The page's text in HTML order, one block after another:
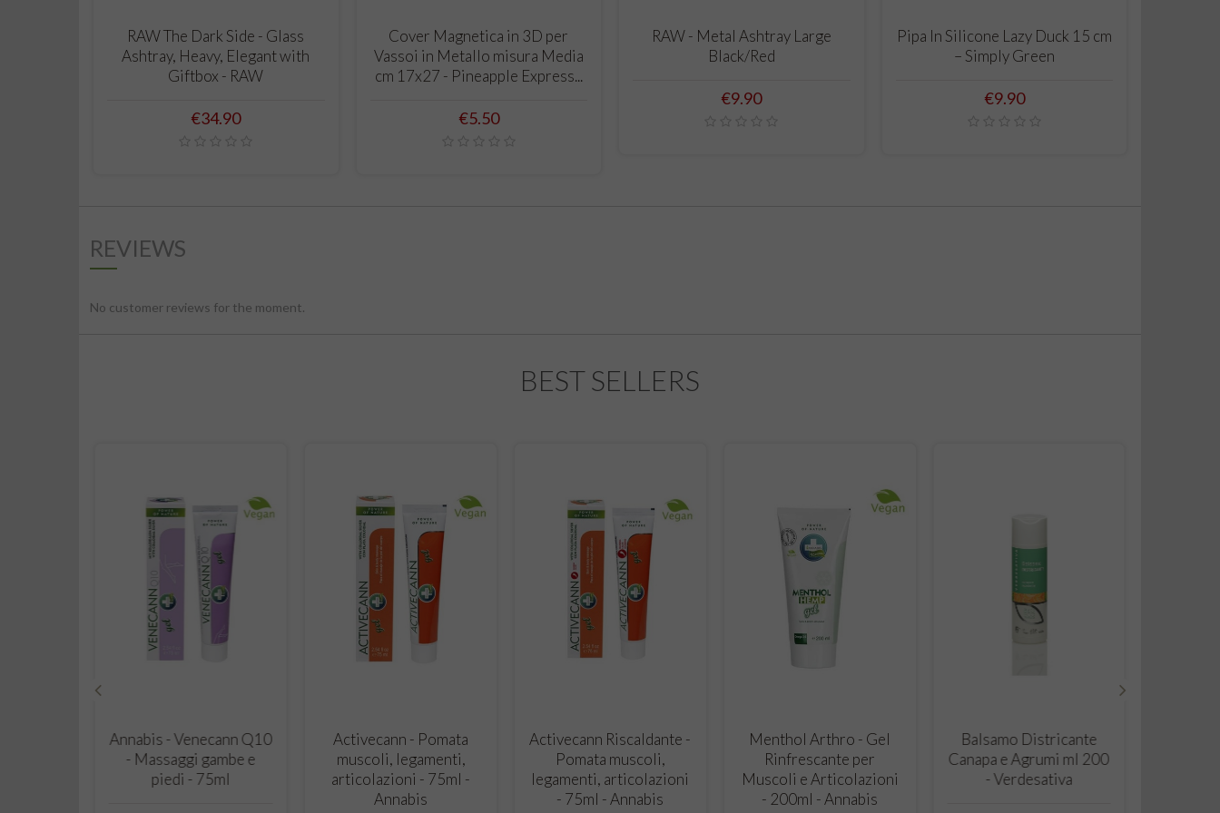
ADD TO CART
RAW The Dark Side - Glass
Ashtray, Heavy, Elegant with
Giftbox - RAW
Price
€34.90
ADD TO CART
Cover Magnetica in 3D per
Vassoi in Metallo misura Media
cm 17x27 - Pineapple Express...
Price
€5.50
ADD TO CART
RAW - Metal Ashtray Large
Black/Red
Price
€9.90
ADD TO CART
Pipa In Silicone Lazy Duck 15 cm
– Simply Green
Price
€9.90
REVIEWS
No customer reviews for the moment.
BEST SELLERS
ADD TO CART
Annabis - Venecann Q10
- Massaggi gambe e
piedi - 75ml
ADD TO CART
Activecann - Pomata
muscoli, legamenti,
articolazioni - 75ml -
Annabis
ADD TO CART
Activecann Riscaldante -
Pomata muscoli,
legamenti, articolazioni
- 75ml - Annabis
ADD TO CART
Menthol Arthro - Gel
Rinfrescante per
Muscoli e Articolazioni
- 200ml - Annabis
ADD TO CART
Balsamo Districante
Canapa e Agrumi ml 200
- Verdesativa